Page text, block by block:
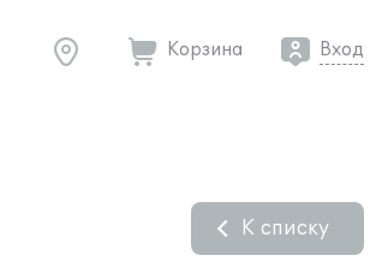
Корзина Вход
К списку